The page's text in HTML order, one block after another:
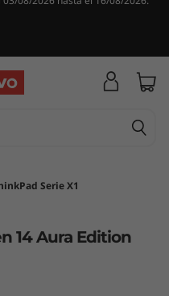
Serie X1
14 Aura Edition